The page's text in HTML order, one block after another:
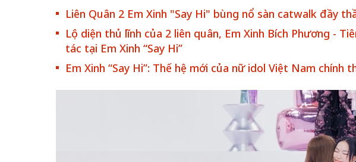
Liên Quân 2 Em Xinh "Say Hi" bùng nổ sàn catwalk đầy
Lộ diện thủ lĩnh của 2 liên quân, Em Xinh Bích Phương -
tác tại Em Xinh “Say Hi”
Em Xinh “Say Hi”: Thế hệ mới của nữ idol Việt Nam chính
Bắc Biên - Giữ một ngôi